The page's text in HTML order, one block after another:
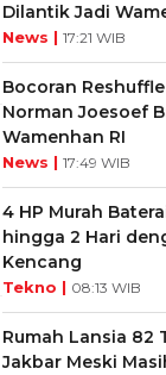
Dilantik Jadi
News | 17:21 WIB
Bocoran
Norman Joesoef
Wamenhan RI
News | 17:49 WIB
4 HP Murah
hingga 2 Hari
Kencang
Tekno | 08:13 WIB
Rumah Lansia 82
Jakbar Meski